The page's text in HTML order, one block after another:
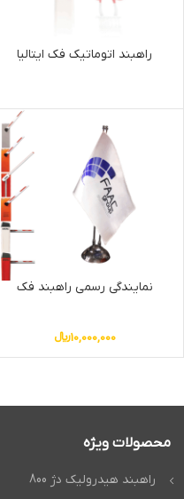
راهبند اتوماتیک فک ایتالیا
نمایندگی رسمی راهبند فک
10,000,000﷼
محصولات ویژه
راهبند هیدرولیک دژ 800